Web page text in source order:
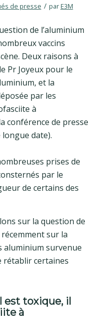
de presse / parE3M
de l’aluminium
vaccins
Deux raisons à
Pr Joyeux pour le
et la
par les
à
conférence de presse
longue date).
prises de
par le
de certains des
sur la question de
sur la
aluminium survenue
rétablir certaines
est toxique, il
à